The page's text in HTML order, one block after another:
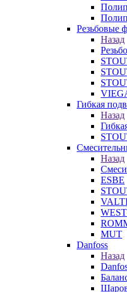
Резьбовые
Назад
Гибкая
Назад
Назад
ESBE
MUT
Danfoss
Назад